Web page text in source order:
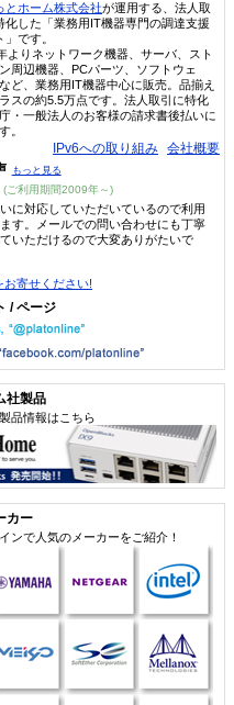
とホーム株式会社が運用する、法人取
化した「業務用IT機器専門の調達支援
」です。
よりネットワーク機器、サーバ、スト
周辺機器、PCパーツ、ソフトウェ
ど、業務用IT機器中心に販売。品揃え
スの約5.5万点です。法人取引に特化
・一般法人のお客様の請求書後払いに
。
IPv6への取り組み 会社概要
もっと見る
(ご利用期間2009年～)
に対応していただいているので利用
す。メールでの問い合わせにも丁寧
いただけるので大変ありがたいで
お寄せください!
/ ページ
社製品
品情報はこちら
カー
ンで人気のメーカーをご紹介！